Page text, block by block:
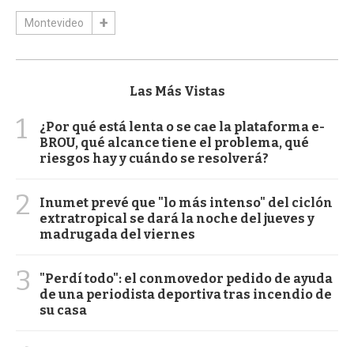
Montevideo
Las Más Vistas
1
¿Por qué está lenta o se cae la plataforma e-
BROU, qué alcance tiene el problema, qué
riesgos hay y cuándo se resolverá?
2
Inumet prevé que "lo más intenso" del ciclón
extratropical se dará la noche del jueves y
madrugada del viernes
3
"Perdí todo": el conmovedor pedido de ayuda
de una periodista deportiva tras incendio de
su casa